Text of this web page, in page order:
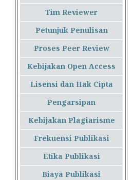
Tim Reviewer
Petunjuk Penulisan
Proses Peer Review
Kebijakan Open Access
Lisensi dan Hak Cipta
Pengarsipan
Kebijakan Plagiarisme
Frekuensi Publikasi
Etika Publikasi
Biaya Publikasi